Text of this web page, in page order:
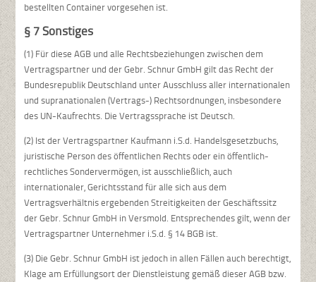
bestellten Container vorgesehen ist.
§ 7 Sonstiges
(1) Für diese AGB und alle Rechtsbeziehungen zwischen dem
Vertragspartner und der Gebr. Schnur GmbH gilt das Recht der
Bundesrepublik Deutschland unter Ausschluss aller internationalen
und supranationalen (Vertrags-) Rechtsordnungen, insbesondere
des UN-Kaufrechts. Die Vertragssprache ist Deutsch.
(2) Ist der Vertragspartner Kaufmann i.S.d. Handelsgesetzbuchs,
juristische Person des öffentlichen Rechts oder ein öffentlich-
rechtliches Sondervermögen, ist ausschließlich, auch
internationaler, Gerichtsstand für alle sich aus dem
Vertragsverhältnis ergebenden Streitigkeiten der Geschäftssitz
der Gebr. Schnur GmbH in Versmold. Entsprechendes gilt, wenn der
Vertragspartner Unternehmer i.S.d. § 14 BGB ist.
(3) Die Gebr. Schnur GmbH ist jedoch in allen Fällen auch berechtigt,
Klage am Erfüllungsort der Dienstleistung gemäß dieser AGB bzw.